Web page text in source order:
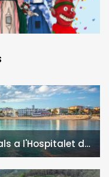
a l'Hospitalet de
Llors